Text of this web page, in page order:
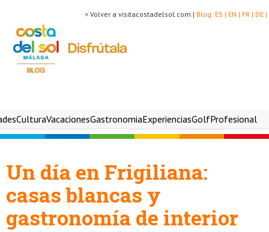
DE |
FR |
EN |
ES |
Blog:
> Volver a visitacostadelsol.com |
CulturaVacacionesGastronomiaExperienciasGolfProfesional
Un día en Frigiliana:
casas blancas y
gastronomía de interior